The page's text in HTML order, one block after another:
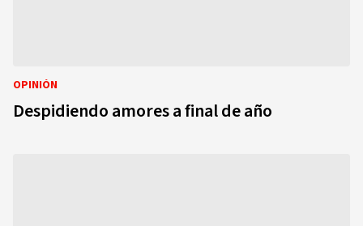
OPINIÓN
Despidiendo amores a final de año